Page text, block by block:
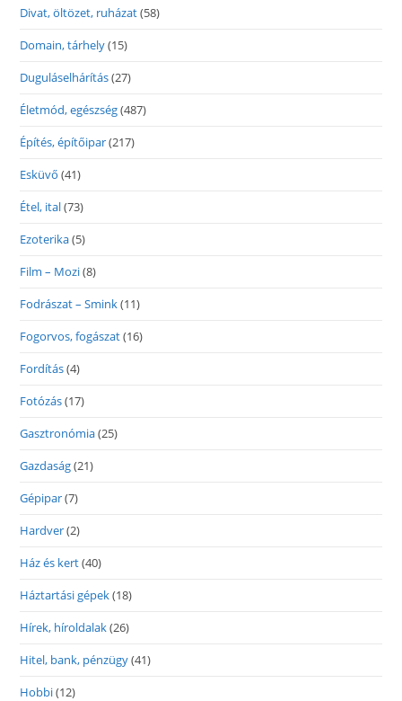
Divat, öltözet, ruházat(58)
Domain, tárhely(15)
Duguláselhárítás(27)
Életmód, egészség(487)
Építés, építőipar(217)
Esküvő (41)
Étel, ital(73)
Ezoterika(5)
Film – Mozi(8)
Fodrászat – Smink(11)
Fogorvos, fogászat(16)
Fordítás(4)
Fotózás(17)
Gasztronómia(25)
Gazdaság(21)
Gépipar(7)
Hardver(2)
Ház és kert(40)
Háztartási gépek(18)
Hírek, híroldalak(26)
Hitel, bank, pénzügy(41)
Hobbi(12)